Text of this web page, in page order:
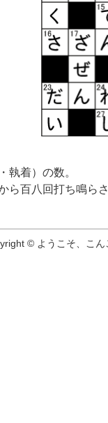
執着）の数。
ら百八回打ち鳴らさ
© ようこそ、こ